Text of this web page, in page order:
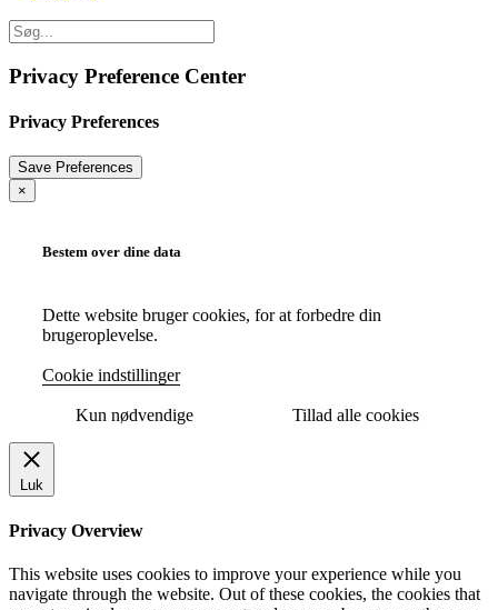
Privacy Preference Center
Privacy Preferences
×
Bestem over dine data
Dette website bruger cookies, for at forbedre din
brugeroplevelse.
Cookie indstillinger
Kun nødvendige Tillad alle cookies
Luk
Privacy Overview
This website uses cookies to improve your experience while you
navigate through the website. Out of these cookies, the cookies that